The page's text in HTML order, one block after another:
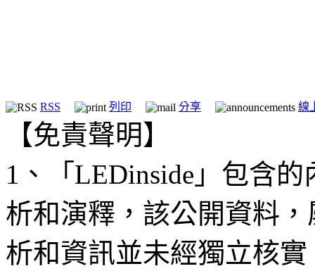
RSS 列印 分享 線
【免責聲明】
1、「LEDinside」包含
析和演釋，該公開資料
析和資訊並未經獨立核